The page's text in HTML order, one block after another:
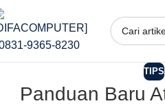
TIPS
Panduan Baru